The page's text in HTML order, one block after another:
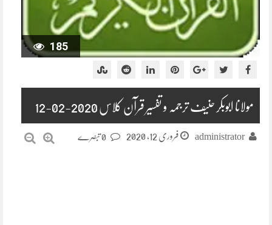
185
مولانا ابوبکر حنیف ترجمہ و تفسیر قرآن کلاس 2020-02-12
administrator فروری 12, 2020